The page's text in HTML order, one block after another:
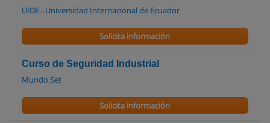
UIDE - Universidad Internacional de Ecuador
Solicita información
Curso de Seguridad Industrial
Mundo Set
Solicita información